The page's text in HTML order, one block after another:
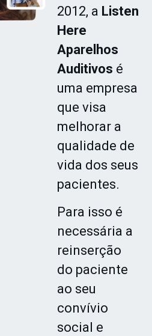
2012, a Listen
Here
Aparelhos
Auditivos é
uma empresa
que visa
melhorar a
qualidade de
vida dos seus
pacientes.
Para isso é
necessária a
reinserção
do paciente
ao seu
convívio
social e